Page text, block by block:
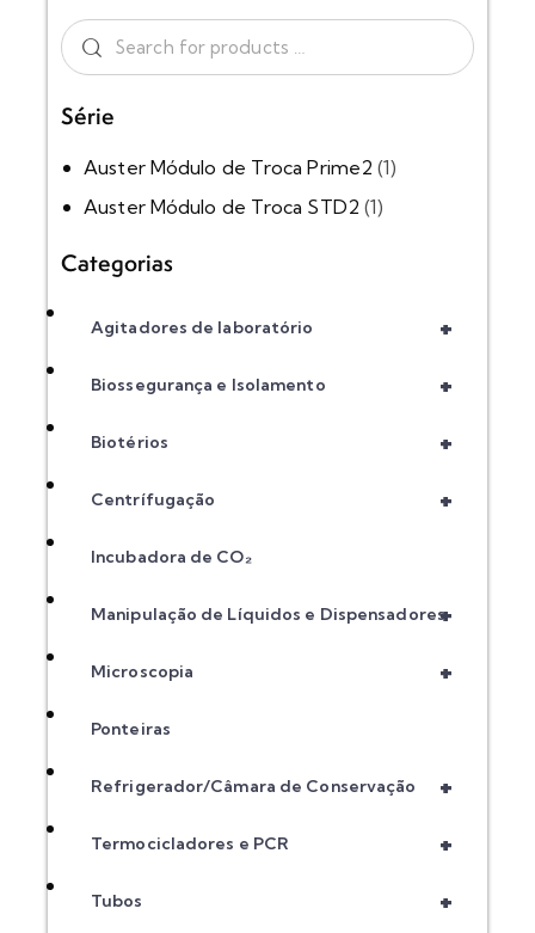
Série
Auster Módulo de Troca Prime2 (1)
Auster Módulo de Troca STD2 (1)
Categorias
+
Agitadores de laboratório
+
Biossegurança e Isolamento
+
Biotérios
+
Centrífugação
Incubadora de CO₂
+
Manipulação de Líquidos e Dispensadores
+
Microscopia
Ponteiras
+
Refrigerador/Câmara de Conservação
+
Termocicladores e PCR
+
Tubos